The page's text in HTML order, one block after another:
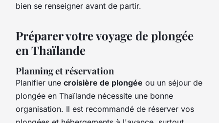
bien se renseigner avant de partir.
Préparer votre voyage de plongée
en Thaïlande
Planning et réservation
Planifier une croisière de plongée ou un séjour de
plongée en Thaïlande nécessite une bonne
organisation. Il est recommandé de réserver vos